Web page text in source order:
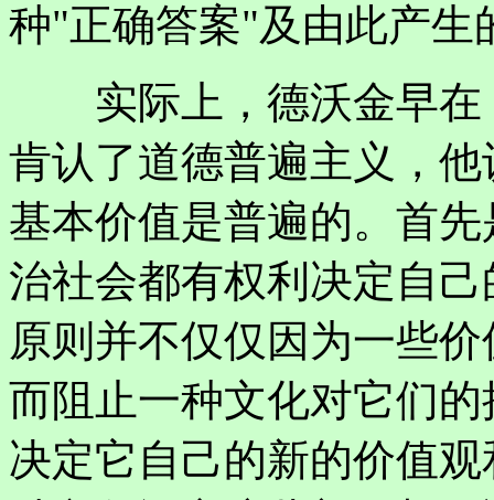
种"正确答案"及由此产生
实际上，德沃金早在
肯认了道德普遍主义，
基本价值是普遍的。首
治社会都有权利决定自
原则并不仅仅因为一些
而阻止一种文化对它们
决定它自己的新的价值